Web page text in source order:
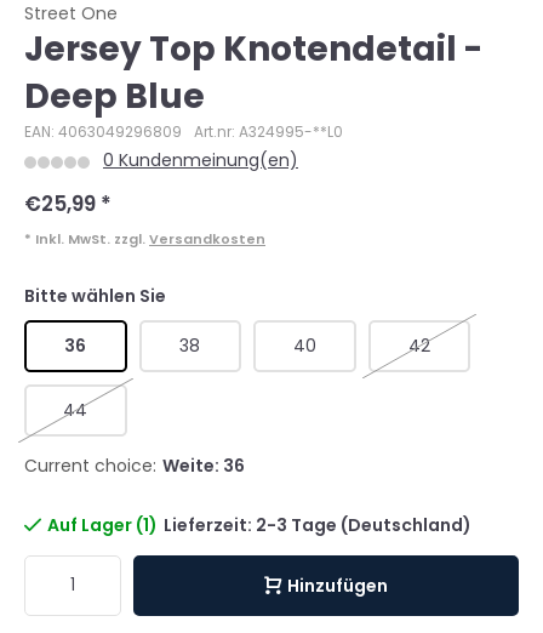
Street One
Jersey Top Knotendetail -
Deep Blue
EAN: 4063049296809 Art.nr: A324995-**L0
0 Kundenmeinung(en)
€25,99 *
* Inkl. MwSt. zzgl. Versandkosten
Bitte wählen Sie
36 38 40 42
44
Current choice: Weite: 36
Auf Lager (1) Lieferzeit: 2-3 Tage (Deutschland)
Hinzufügen